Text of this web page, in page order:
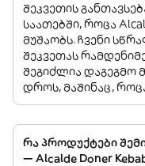
შეკვეთის
საათებში, როცა
მუშაობს. ჩვენი
შეკვეთას
შეგიძლია დაგეგმო
დროს, მაშინაც,
რა პროდუქტები
— Alcalde Doner